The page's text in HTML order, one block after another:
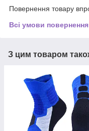
Повернення товару
Всі умови повернення
З цим товаром